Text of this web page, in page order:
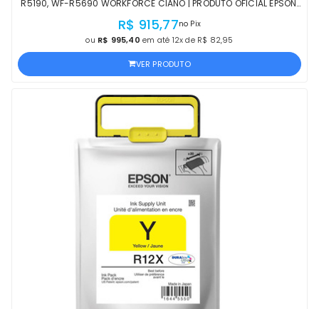
R5190, WF-R5690 WORKFORCE CIANO | PRODUTO OFICIAL EPSON,
R$ 915,77no Pix
ou R$ 995,40 em até 12x de R$ 82,95
VER PRODUTO